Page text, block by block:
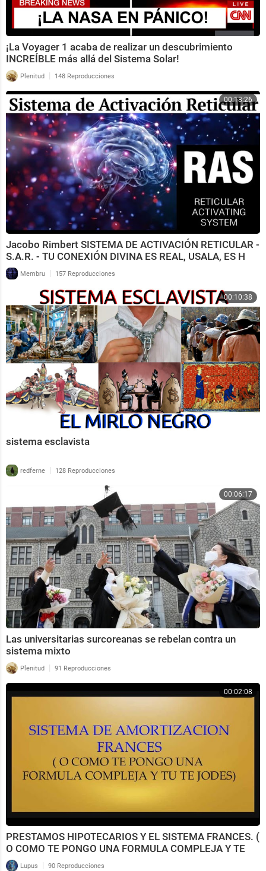
¡La Voyager 1 acaba de realizar un descubrimiento
INCREÍBLE más allá del Sistema Solar!
Plenitud | 148 Reproducciones
00:18:26
Jacobo Rimbert SISTEMA DE ACTIVACIÓN RETICULAR -
S.A.R. - TU CONEXIÓN DIVINA ES REAL, USALA, ES H
Membru | 157 Reproducciones
00:10:38
sistema esclavista
redferne | 128 Reproducciones
00:06:17
Las universitarias surcoreanas se rebelan contra un
sistema mixto
Plenitud | 91 Reproducciones
00:02:08
PRESTAMOS HIPOTECARIOS Y EL SISTEMA FRANCES. (
O COMO TE PONGO UNA FORMULA COMPLEJA Y TE
JODES...)
Lupus | 90 Reproducciones